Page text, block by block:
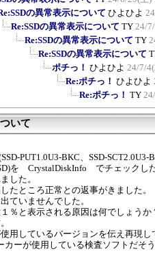
の異常表示について ひよひよ
Re:SSDの異常表示について TY 24/
Re:SSDの異常表示について TY
Re:SSDの異常表示について
ポチっ！ ひよひよ 24/7/
Re:ポチっ！ ひよひよ
Re:ポチっ！ TY
いて
PUT1.0U3-BKC、SSD-
を CrystalDiskInfo でチェックし
した。
たところ正常との返事がきました。
ていませんでした。
％と表示される原因は何でしょうか
用しているバージョンを伝え再現し
カーが使用している検査ソフトだそう